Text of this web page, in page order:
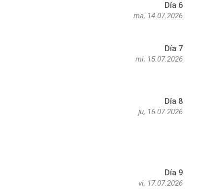
Día 6
ma, 14.07.2026
Día 7
mi, 15.07.2026
Día 8
ju, 16.07.2026
Día 9
vi, 17.07.2026